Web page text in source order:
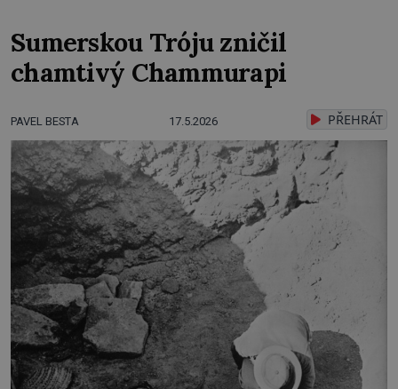
Sumerskou Tróju zničil
chamtivý Chammurapi
PAVEL BESTA 17.5.2026 PŘEHRÁT